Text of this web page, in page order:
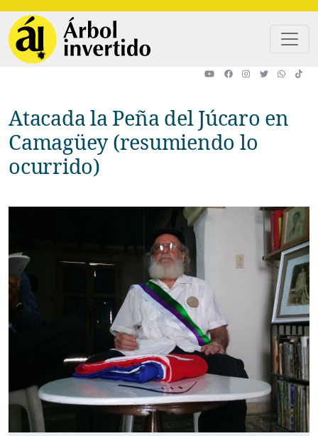
Atacada la Peña del Júcaro en
Camagüey (resumiendo lo
ocurrido)